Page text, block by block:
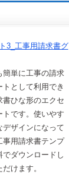
3_工事用請求書グ
簡単に工事の請求
として利用でき
書ひな形のエクセ
トです。使いやす
デザインになって
事用請求書テンプ
でダウンロードし
けます。